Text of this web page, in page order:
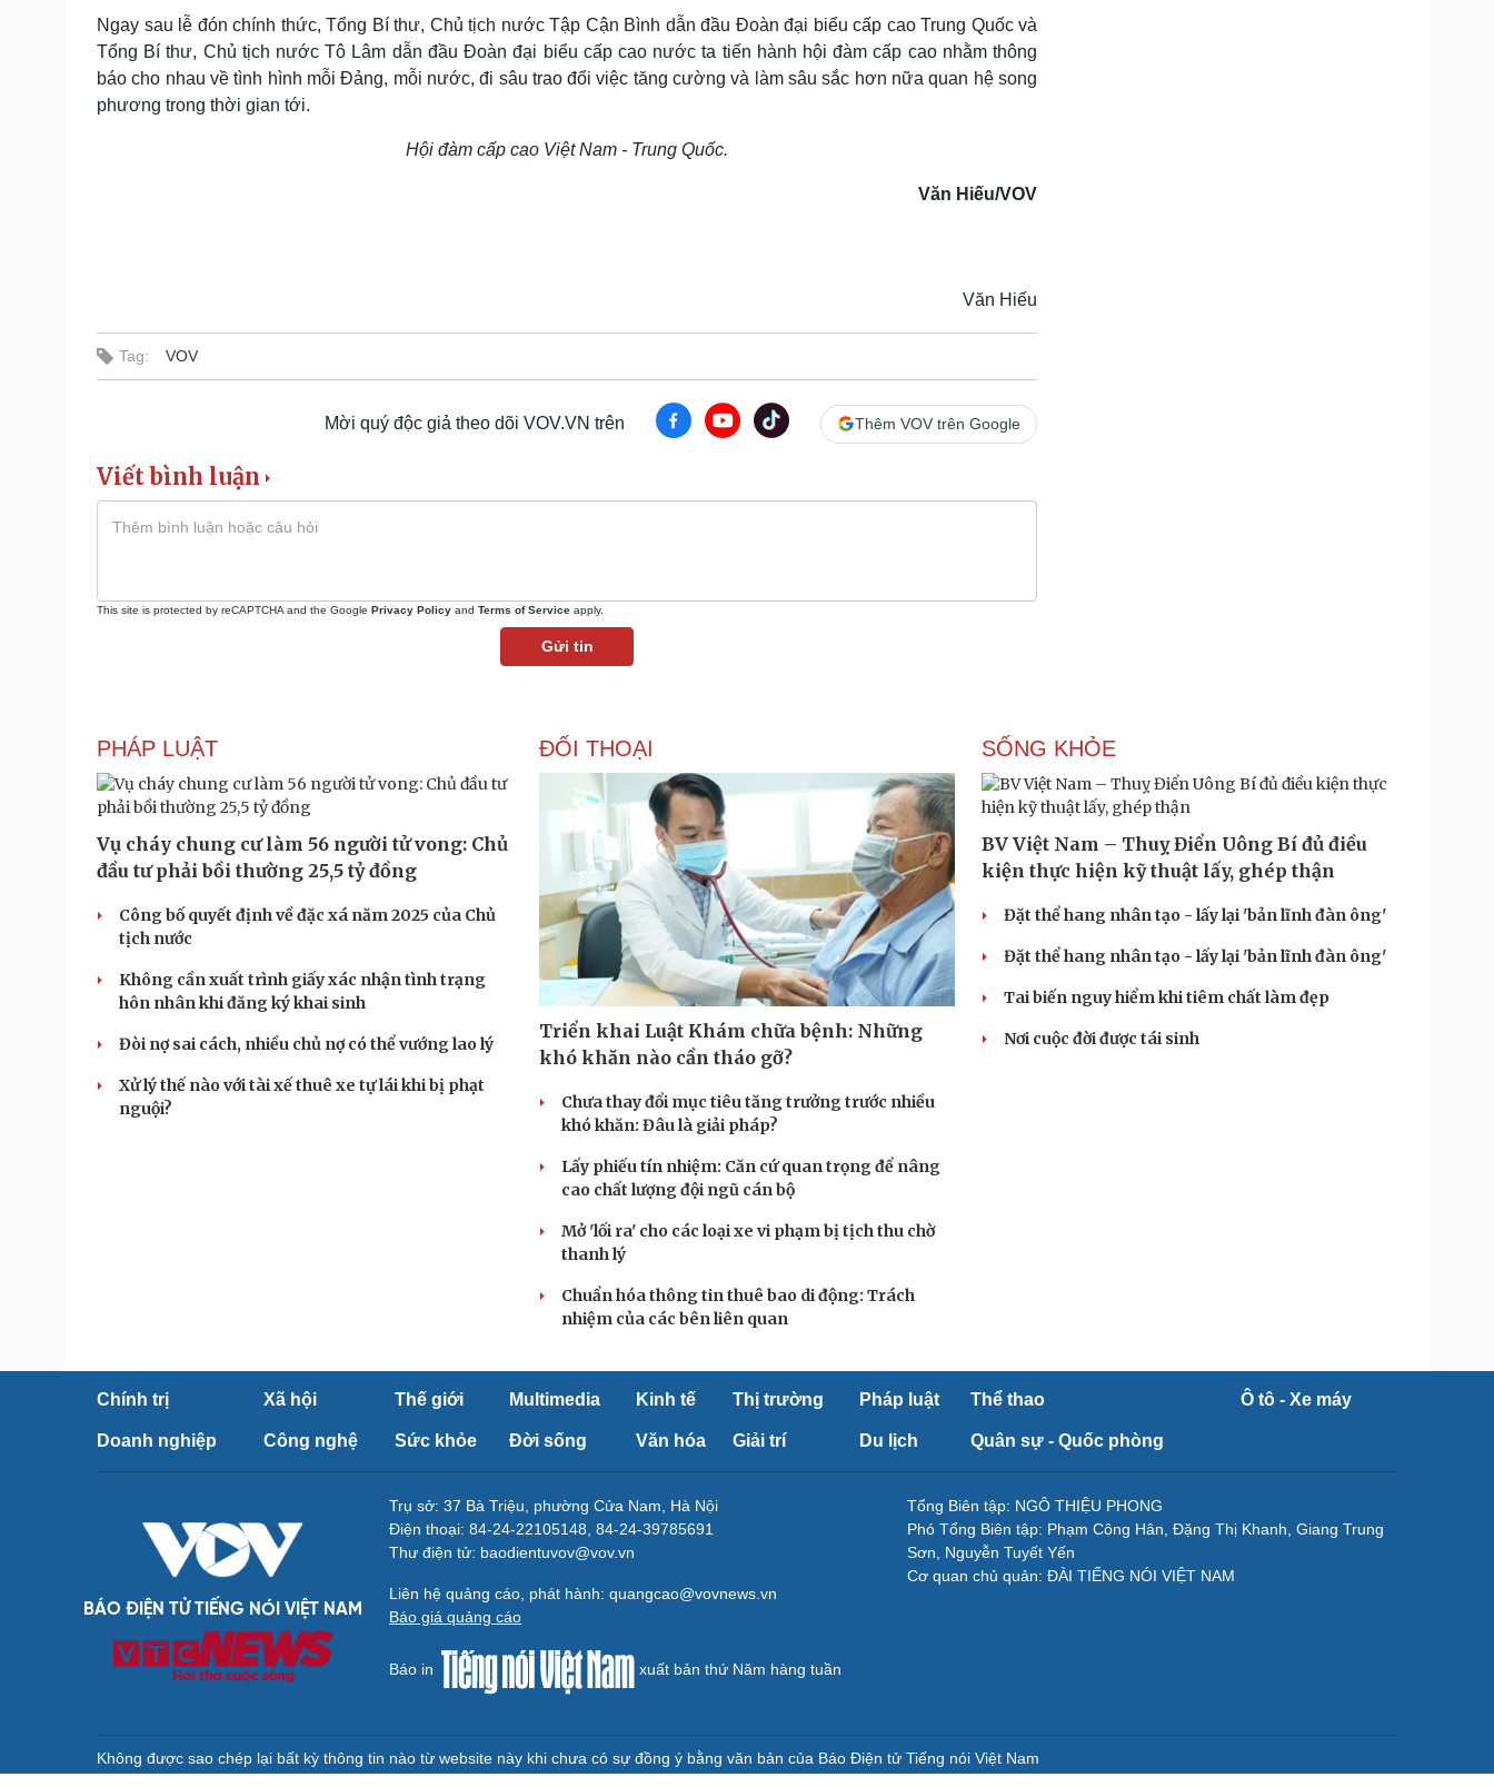
Ngay sau lễ đón chính thức, Tổng Bí thư, Chủ tịch nước Tập Cận Bình dẫn đầu Đoàn đại biểu cấp cao Trung Quốc và
Tổng Bí thư, Chủ tịch nước Tô Lâm dẫn đầu Đoàn đại biểu cấp cao nước ta tiến hành hội đàm cấp cao nhằm thông
báo cho nhau về tình hình mỗi Đảng, mỗi nước, đi sâu trao đổi việc tăng cường và làm sâu sắc hơn nữa quan hệ song
phương trong thời gian tới.
Hội đàm cấp cao Việt Nam - Trung Quốc.
Văn Hiếu/VOV
Văn Hiếu
Tag: VOV
Mời quý độc giả theo dõi VOV.VN trên Thêm VOV trên Google
Viết bình luận
This site is protected by reCAPTCHA and the Google Privacy Policy and Terms of Service apply.
Gửi tin
PHÁP LUẬT
Vụ cháy chung cư làm 56 người tử vong: Chủ
đầu tư phải bồi thường 25,5 tỷ đồng
Công bố quyết định về đặc xá năm 2025 của Chủ
tịch nước
Không cần xuất trình giấy xác nhận tình trạng
hôn nhân khi đăng ký khai sinh
Đòi nợ sai cách, nhiều chủ nợ có thể vướng lao lý
Xử lý thế nào với tài xế thuê xe tự lái khi bị phạt
nguội?
ĐỐI THOẠI
Triển khai Luật Khám chữa bệnh: Những
khó khăn nào cần tháo gỡ?
Chưa thay đổi mục tiêu tăng trưởng trước nhiều
khó khăn: Đâu là giải pháp?
Lấy phiếu tín nhiệm: Căn cứ quan trọng để nâng
cao chất lượng đội ngũ cán bộ
Mở 'lối ra' cho các loại xe vi phạm bị tịch thu chờ
thanh lý
Chuẩn hóa thông tin thuê bao di động: Trách
nhiệm của các bên liên quan
SỐNG KHỎE
BV Việt Nam – Thuỵ Điển Uông Bí đủ điều
kiện thực hiện kỹ thuật lấy, ghép thận
Đặt thể hang nhân tạo - lấy lại 'bản lĩnh đàn ông'
Đặt thể hang nhân tạo - lấy lại 'bản lĩnh đàn ông'
Tai biến nguy hiểm khi tiêm chất làm đẹp
Nơi cuộc đời được tái sinh
Chính trị Xã hội Thế giới Multimedia Kinh tế Thị trường Pháp luật Thể thao Ô tô - Xe máy
Doanh nghiệp Công nghệ Sức khỏe Đời sống Văn hóa Giải trí Du lịch Quân sự - Quốc phòng
BÁO ĐIỆN TỬ TIẾNG NÓI VIỆT NAM
Trụ sở: 37 Bà Triệu, phường Cửa Nam, Hà Nội
Điện thoại: 84-24-22105148, 84-24-39785691
Thư điện tử: baodientuvov@vov.vn
Liên hệ quảng cáo, phát hành: quangcao@vovnews.vn
Báo giá quảng cáo
Báo in xuất bản thứ Năm hàng tuần
Tổng Biên tập: NGÔ THIỆU PHONG
Phó Tổng Biên tập: Phạm Công Hân, Đặng Thị Khanh, Giang Trung
Sơn, Nguyễn Tuyết Yến
Cơ quan chủ quản: ĐÀI TIẾNG NÓI VIỆT NAM
Không được sao chép lại bất kỳ thông tin nào từ website này khi chưa có sự đồng ý bằng văn bản của Báo Điện tử Tiếng nói Việt Nam